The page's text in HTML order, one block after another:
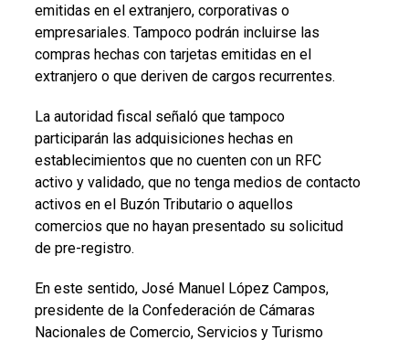
emitidas en el extranjero, corporativas o
empresariales. Tampoco podrán incluirse las
compras hechas con tarjetas emitidas en el
extranjero o que deriven de cargos recurrentes.
La autoridad fiscal señaló que tampoco
participarán las adquisiciones hechas en
establecimientos que no cuenten con un RFC
activo y validado, que no tenga medios de contacto
activos en el Buzón Tributario o aquellos
comercios que no hayan presentado su solicitud
de pre-registro.
En este sentido, José Manuel López Campos,
presidente de la Confederación de Cámaras
Nacionales de Comercio, Servicios y Turismo